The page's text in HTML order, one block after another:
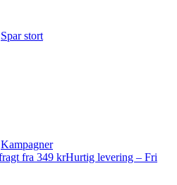
Spar stort
Kampagner
Hurtig levering – Fri